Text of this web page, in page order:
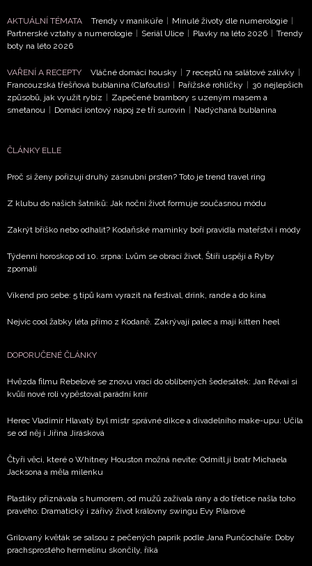
NEWSLETTER
ODESLAT
podmínkami společnosti BurdaMedia Extra s.r.o.
potvrzujete, že jste se seznámili se
ochrany soukromí- BurdaMedia Extra s.r.o. bude s
vyhodnocení akce a zasílání novinek.
Chcete navíc dostávat i další zajímavé a exkluzivní
zpracováním údajů k tomuto účelu podleZásad ochrany
soukromí BurdaMedia Extra s.r.o.
AKTUÁLNÍ TÉMATA Trendy v manikúře | Minulé životy dle numerologie |
Partnerské vztahy a numerologie | Seriál Ulice | Plavky na léto 2026 | Trendy
boty na léto 2026
VAŘENÍ A RECEPTY Vláčné domácí housky | 7 receptů na salátové zálivky |
Francouzská třešňová bublanina (Clafoutis) | Pařížské rohlíčky | 30 nejlepších
způsobů, jak využít rybíz | Zapečené brambory s uzeným masem a
smetanou | Domácí iontový nápoj ze tří surovin | Nadýchaná bublanina
ČLÁNKY ELLE
Proč si ženy pořizují druhý zásnubní prsten? Toto je trend travel ring
Z klubu do našich šatníků: Jak noční život formuje současnou módu
Zakrýt bříško nebo odhalit? Kodaňské maminky boří pravidla mateřství i módy
Týdenní horoskop od 10. srpna: Lvům se obrací život, Štíři uspějí a Ryby
zpomalí
Víkend pro sebe: 5 tipů kam vyrazit na festival, drink, rande a do kina
Nejvíc cool žabky léta přímo z Kodaně. Zakrývají palec a mají kitten heel
DOPORUČENÉ ČLÁNKY
Hvězda filmu Rebelové se znovu vrací do oblíbených šedesátek: Jan Révai si
kvůli nové roli vypěstoval parádní knír
Herec Vladimír Hlavatý byl mistr správné dikce a divadelního make-upu: Učila
se od něj i Jiřina Jirásková
Čtyři věci, které o Whitney Houston možná nevíte: Odmítl ji bratr Michaela
Jacksona a měla milenku
Plastiky přiznávala s humorem, od mužů zažívala rány a do třetice našla toho
pravého: Dramatický i zářivý život královny swingu Evy Pilarové
Grilovaný květák se salsou z pečených paprik podle Jana Punčocháře: Doby
prachsprostého hermelínu skončily, říká